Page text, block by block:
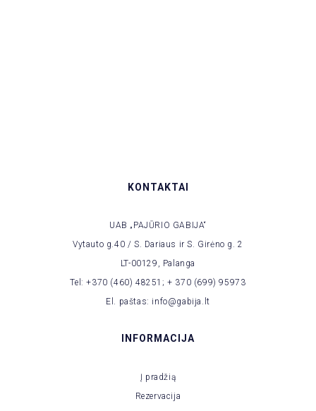
KONTAKTAI
UAB „PAJŪRIO GABIJA“
Vytauto g.40 / S. Dariaus ir S. Girėno g. 2
LT-00129, Palanga
Tel: +370 (460) 48251; + 370 (699) 95973
El. paštas: info@gabija.lt
INFORMACIJA
Į pradžią
Rezervacija